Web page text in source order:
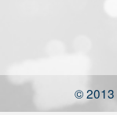
© 2013